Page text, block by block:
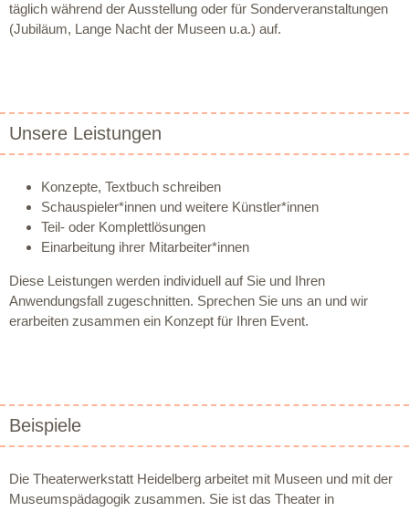
täglich während der Ausstellung oder für Sonderveranstaltungen
(Jubiläum, Lange Nacht der Museen u.a.) auf.
Unsere Leistungen
Konzepte, Textbuch schreiben
Schauspieler*innen und weitere Künstler*innen
Teil- oder Komplettlösungen
Einarbeitung ihrer Mitarbeiter*innen
Diese Leistungen werden individuell auf Sie und Ihren
Anwendungsfall zugeschnitten. Sprechen Sie uns an und wir
erarbeiten zusammen ein Konzept für Ihren Event.
Beispiele
Die Theaterwerkstatt Heidelberg arbeitet mit Museen und mit der
Museumspädagogik zusammen. Sie ist das Theater in